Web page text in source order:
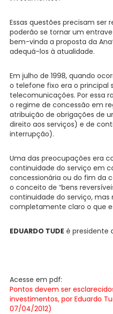
Essas questões precisam ser
poderão se tornar um
bem-vinda a proposta da
adequá-los à atualidade.
Em julho de 1998, quando
o telefone fixo era o principal
telecomunicações. Por essa
o regime de concessão em
atribuição de obrigações de
direito aos serviços) e de
interrupção).
Uma das preocupações era
continuidade do serviço em
concessionária ou do fim da
o conceito de “bens
continuidade do serviço, mas
completamente claro o que
EDUARDO TUDE é presidente
Acesse em pdf:
Pontos devem ser
investimentos, por Eduardo
07/04/2012)